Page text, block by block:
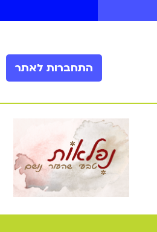
התחברות לאתר